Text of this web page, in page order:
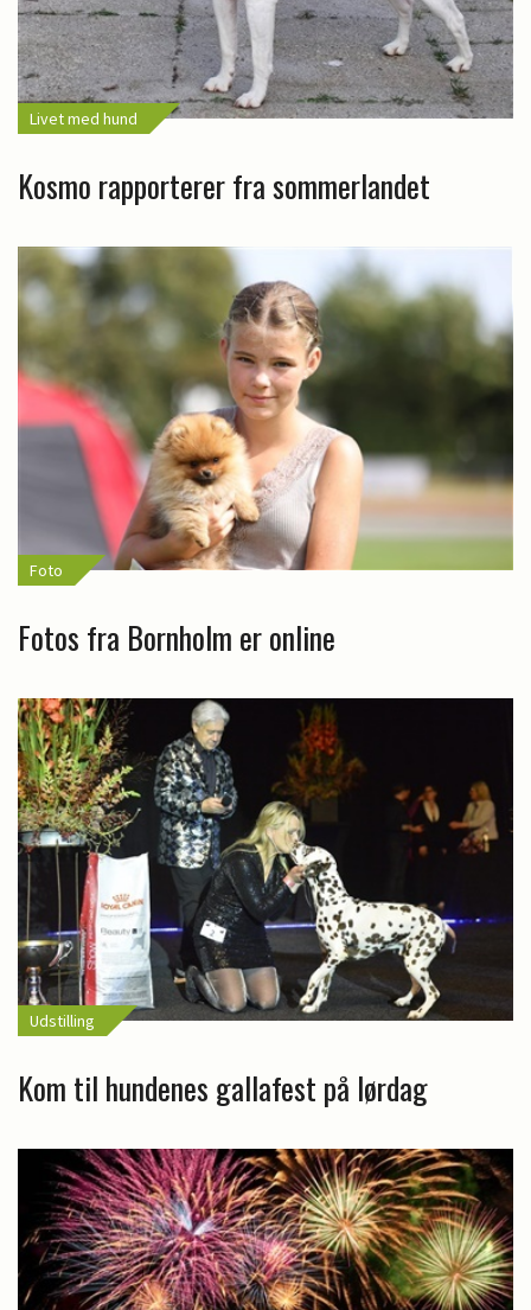
Livet med hund
Kosmo rapporterer fra sommerlandet
Foto
Fotos fra Bornholm er online
Udstilling
Kom til hundenes gallafest på lørdag